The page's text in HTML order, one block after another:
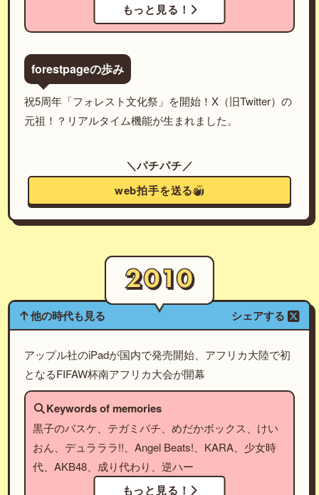
もっと見る！
forestpageの歩み
祝5周年「フォレスト文化祭」を開始！X（旧Twitter）の
元祖！？リアルタイム機能が生まれました。
＼パチパチ／
web拍手を送る
他の時代も見る シェアする
アップル社のiPadが国内で発売開始、アフリカ大陸で初
となるFIFAW杯南アフリカ大会が開幕
Keywords of memories
黒子のバスケ、テガミバチ、めだかボックス、けい
おん、デュラララ!!、Angel Beats!、KARA、少女時
代、AKB48、成り代わり、逆ハー
もっと見る！